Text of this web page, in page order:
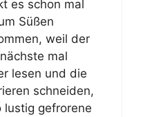
es schon mal
Süßen
weil der
mal
lesen und die
schneiden,
gefrorene